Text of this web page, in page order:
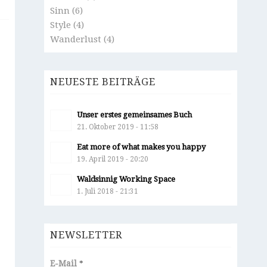
Sinn(6)
Style (4)
Wanderlust (4)
NEUESTE BEITRÄGE
Unser erstes gemeinsames Buch
21. Oktober 2019 - 11:58
Eat more of what makes you happy
19. April 2019 - 20:20
Waldsinnig Working Space
1. Juli 2018 - 21:31
NEWSLETTER
E-Mail *